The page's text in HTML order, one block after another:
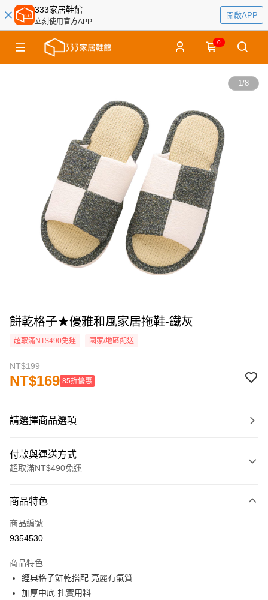
333家居鞋館
立刻使用官方APP
開啟APP
0
1/8
餅乾格子★優雅和風家居拖鞋-鐵灰
超取滿NT$490免運 國家/地區配送
NT$199
NT$169 85折優惠
請選擇商品選項
付款與運送方式
超取滿NT$490免運
信用卡一次付款
超商取貨付款
Apple Pay
街口支付
商品特色
商品編號
9354530
商品特色
經典格子餅乾搭配 亮麗有氣質
加厚中底 扎實用料